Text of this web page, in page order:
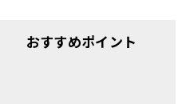
おすすめポイント